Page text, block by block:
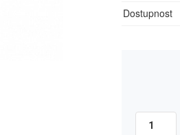
Dostupnost